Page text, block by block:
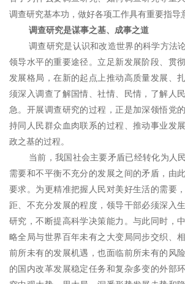
调查研究基本功，做好各项工作具有重要指导
调查研究是谋事之基、成事之道
调查研究是认识和改造世界的科学方法
领导水平的重要途径。立足新发展阶段、贯
发展格局，在新的起点上推动高质量发展、
须深入调查了解国情、社情、民情，了解人
急。开展调查研究的过程，正是加深领悟党
持同人民群众血肉联系的过程、推动事业发
政之基的过程。
当前，我国社会主要矛盾已经转化为人
需要和不平衡不充分的发展之间的矛盾，由
要求。为更精准把握人民对美好生活的需要
距、不充分发展的程度，领导干部必须深入
研究，不断提高科学决策能力。与此同时，
略全局与世界百年未有之大变局同步交织、
前所未有的发展机遇，也面临前所未有的风
的国内改革发展稳定任务和复杂多变的外部